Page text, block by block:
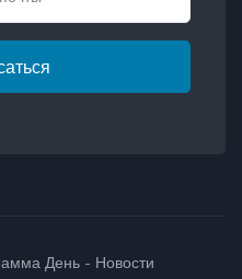
День - Новости